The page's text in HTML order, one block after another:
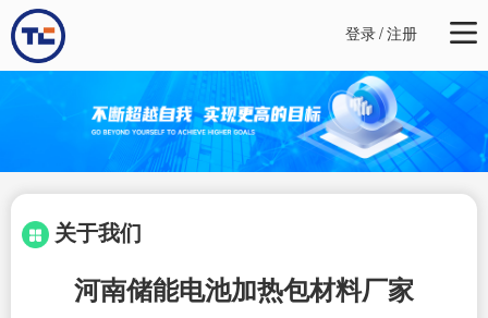
登录/注册
关于我们
河南储能电池加热包材料厂家